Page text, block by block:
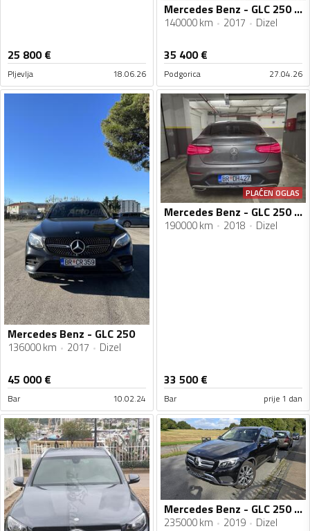
25 800€
Pljevlja 18.06.26
Mercedes Benz - GLC 250 - 2.0
140000 km 2017 Dizel
35 400€
Podgorica 27.04.26
Mercedes Benz - GLC 250
136000 km 2017 Dizel
45 000€
Bar 10.02.24
PLAĆEN OGLAS
Mercedes Benz - GLC 250 - Cupe 4x4
190000 km 2018 Dizel
33 500€
Bar prije 1 dan
Mercedes Benz - GLC 250 - d
235000 km 2019 Dizel